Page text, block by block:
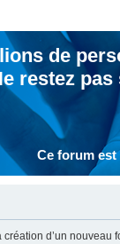
de
restez
Ce forum est
d’un nouveau